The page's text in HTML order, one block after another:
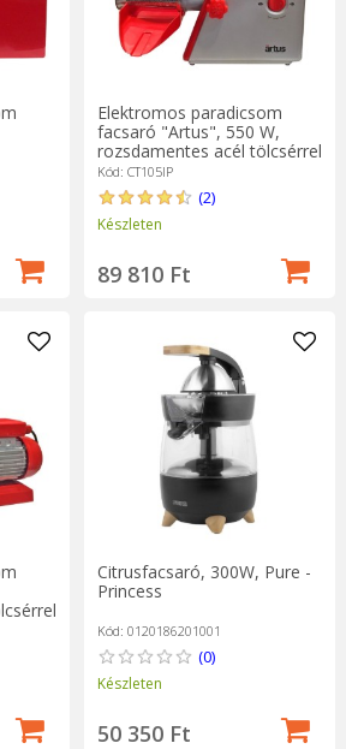
Elektromos paradicsom
facsaró "Artus", 550 W,
rozsdamentes acél tölcsérrel
- Cibustek
Kód: CT105IP
(2)
Készleten
89 810 Ft
Citrusfacsaró, 300W, Pure -
Princess
Kód: 0120186201001
(0)
Készleten
50 350 Ft